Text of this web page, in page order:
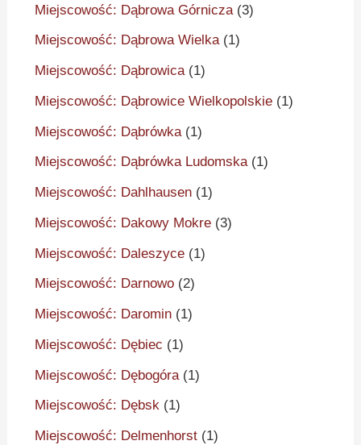
Miejscowość: Dąbrowa Górnicza (3)
Miejscowość: Dąbrowa Wielka(1)
Miejscowość: Dąbrowica(1)
Miejscowość: Dąbrowice Wielkopolskie (1)
Miejscowość: Dąbrówka (1)
Miejscowość: Dąbrówka Ludomska(1)
Miejscowość: Dahlhausen (1)
Miejscowość: Dakowy Mokre (3)
Miejscowość: Daleszyce (1)
Miejscowość: Darnowo (2)
Miejscowość: Daromin (1)
Miejscowość: Dębiec (1)
Miejscowość: Dębogóra (1)
Miejscowość: Dębsk (1)
Miejscowość: Delmenhorst (1)